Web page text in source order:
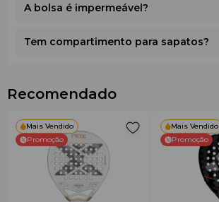
A bolsa é impermeável?
Tem compartimento para sapatos?
Recomendado
Mais Vendido
Promoção
Mais Vendido
Promoção